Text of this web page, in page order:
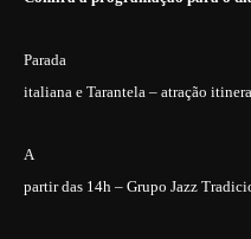
Parada
italiana e Tarantela – atração
A
partir das 14h – Grupo Jazz